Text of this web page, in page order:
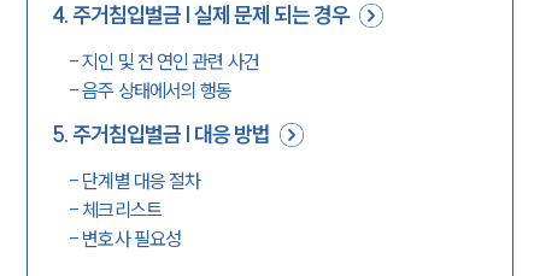
4.주거침입벌금 | 실제 문제 되는 경우
-지인 및 전 연인 관련 사건
-음주 상태에서의 행동
5.주거침입벌금 | 대응 방법
- 단계별 대응 절차
- 체크리스트
- 변호사 필요성